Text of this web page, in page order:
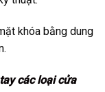
khóa bằng dung
các loại cửa